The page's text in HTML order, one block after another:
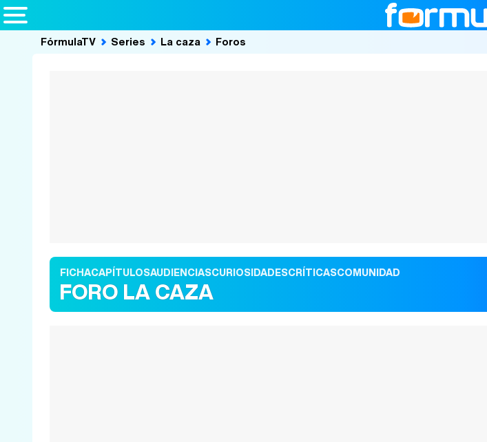
FórmulaTV Series La caza Foros
FICHACAPÍTULOSAUDIENCIASCURIOSIDADESCRÍTICASCOMUNIDAD
FORO LA CAZA